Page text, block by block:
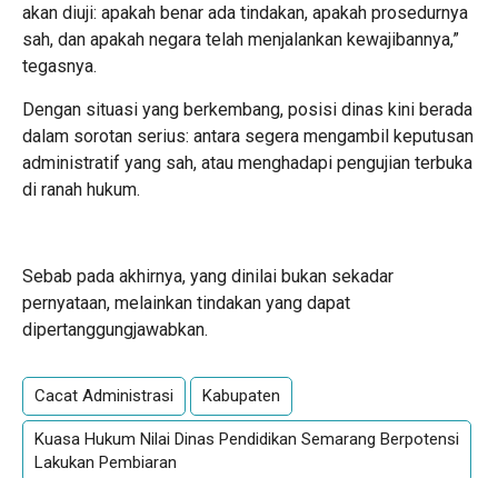
akan diuji: apakah benar ada tindakan, apakah prosedurnya
sah, dan apakah negara telah menjalankan kewajibannya,”
tegasnya.
Dengan situasi yang berkembang, posisi dinas kini berada
dalam sorotan serius: antara segera mengambil keputusan
administratif yang sah, atau menghadapi pengujian terbuka
di ranah hukum.
Sebab pada akhirnya, yang dinilai bukan sekadar
pernyataan, melainkan tindakan yang dapat
dipertanggungjawabkan.
Cacat Administrasi Kabupaten
Kuasa Hukum Nilai Dinas Pendidikan Semarang Berpotensi
Lakukan Pembiaran